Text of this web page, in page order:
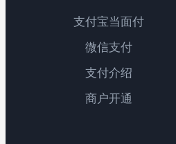
支付宝当面付
微信支付
支付介绍
商户开通